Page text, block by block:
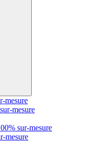
mesure
mesure
sur-mesure
mesure